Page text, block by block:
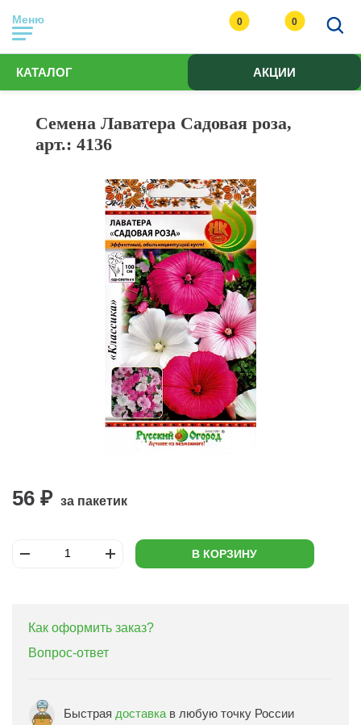
Меню 0 0
КАТАЛОГ АКЦИИ
Семена Лаватера Садовая роза,
арт.: 4136
56 ₽ за пакетик
В КОРЗИНУ
Как оформить заказ?
Вопрос-ответ
Быстрая доставка в любую точку России